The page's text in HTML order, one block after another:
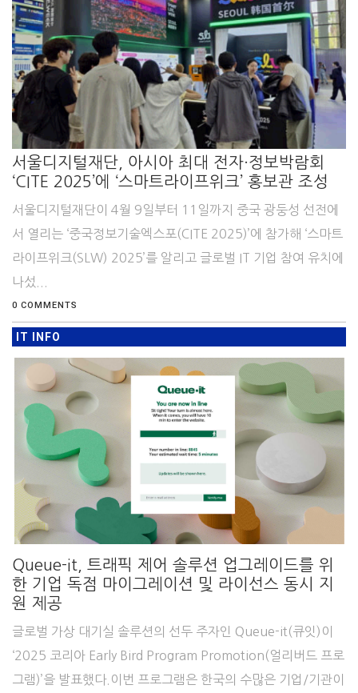
서울디지털재단, 아시아 최대 전자·정보박람회
‘CITE 2025’에 ‘스마트라이프위크’ 홍보관 조성
서울디지털재단이 4월 9일부터 11일까지 중국 광둥성 선전에
서 열리는 ‘중국정보기술엑스포(CITE 2025)’에 참가해 ‘스마트
라이프위크(SLW) 2025’를 알리고 글로벌 IT 기업 참여 유치에
나섰...
0 COMMENTS
IT INFO
Queue-it, 트래픽 제어 솔루션 업그레이드를 위
한 기업 독점 마이그레이션 및 라이선스 동시 지
원 제공
글로벌 가상 대기실 솔루션의 선두 주자인 Queue-it(큐잇)이
‘2025 코리아 Early Bird Program Promotion(얼리버드 프로
그램)’을 발표했다.이번 프로그램은 한국의 수많은 기업/기관이